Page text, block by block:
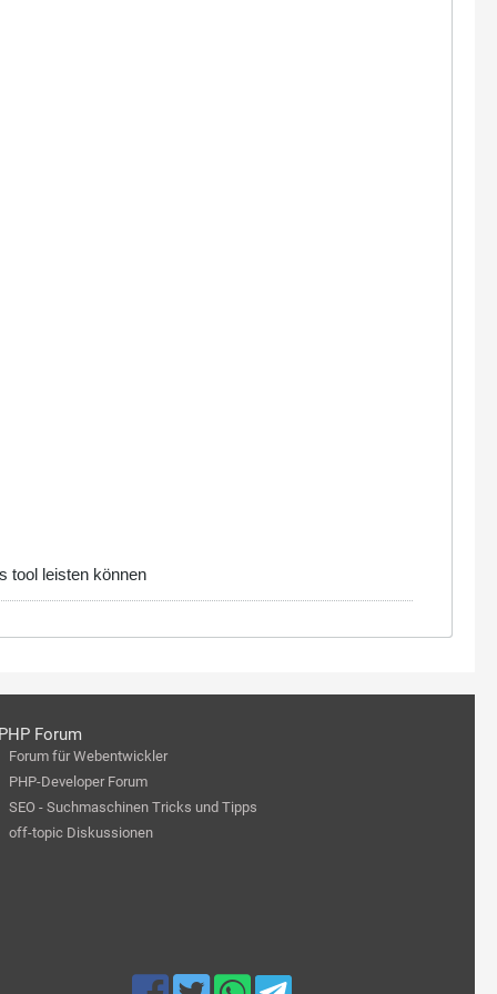
tool leisten können
Forum
Forum für Webentwickler
PHP-Developer Forum
SEO - Suchmaschinen Tricks und Tipps
off-topic Diskussionen